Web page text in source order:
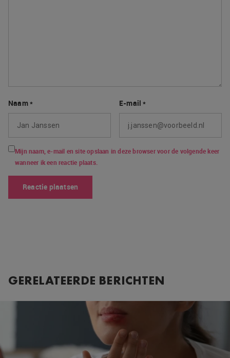
Naam* E-mail*
Mijn naam, e-mail en site opslaan in deze browser voor de volgende keer
wanneer ik een reactie plaats.
GERELATEERDE BERICHTEN